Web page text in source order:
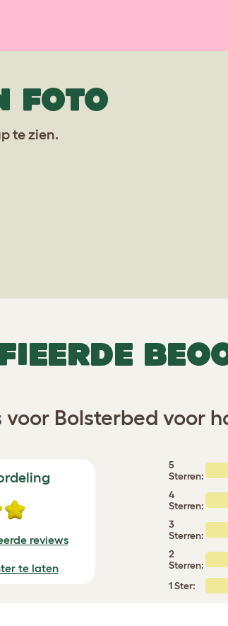
FOTO
te zien.
voor Bolsterbed voor
reviews
te laten
5
Sterren:
4
Sterren:
3
Sterren:
2
Sterren:
1 Ster: